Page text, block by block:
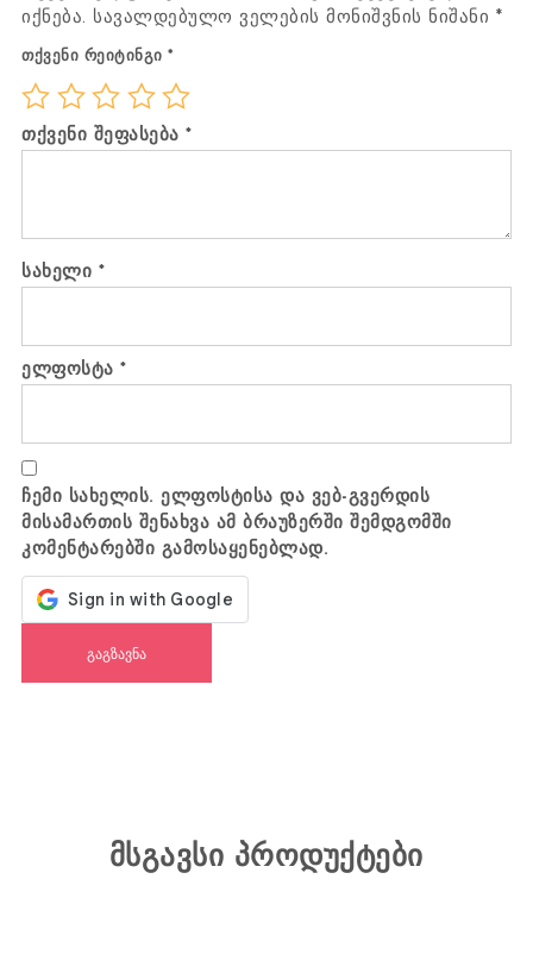
იქნება. სავალდებულო ველების მონიშვნის ნიშანი *
თქვენი რეიტინგი*
თქვენი შეფასება*
სახელი *
ელფოსტა*
ჩემი სახელის. ელფოსტისა და ვებ-გვერდის
მისამართის შენახვა ამ ბრაუზერში შემდგომში
კომენტარებში გამოსაყენებლად.
მსგავსი პროდუქტები